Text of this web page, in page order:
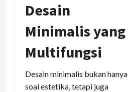
Desain
Minimalis yang
Multifungsi
Desain minimalis bukan hanya
soal estetika, tetapi juga